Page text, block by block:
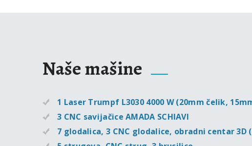
Naše mašine
1 Laser Trumpf L3030 4000 W (20mm čelik,
3 CNC savijačice AMADA SCHIAVI
7 glodalica, 3 CNC glodalice, obradni centar 3D